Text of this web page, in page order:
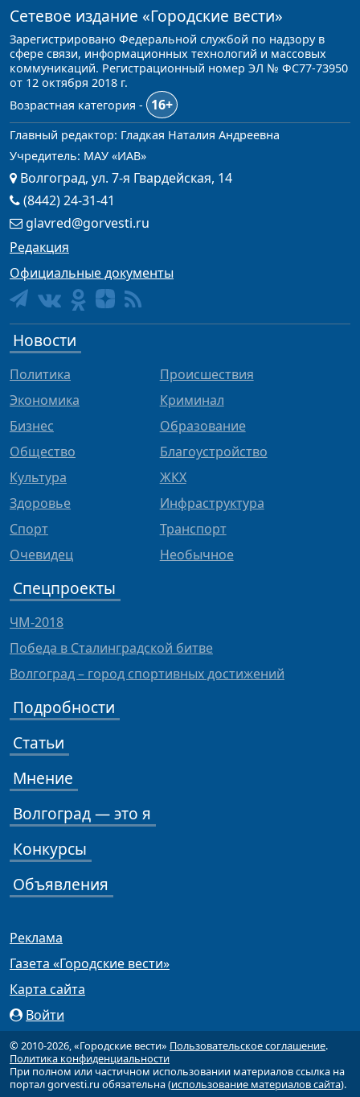
Сетевое издание «Городские вести»
Зарегистрировано Федеральной службой по надзору в
сфере связи, информационных технологий и массовых
коммуникаций. Регистрационный номер ЭЛ № ФС77-73950
от 12 октября 2018 г.
Возрастная категория -
16+
Главный редактор: Гладкая Наталия Андреевна
Учредитель: МАУ «ИАВ»
Волгоград, ул. 7-я Гвардейская, 14
(8442) 24-31-41
glavred@gorvesti.ru
Редакция
Официальные документы
Новости
Политика
Экономика
Бизнес
Общество
Культура
Здоровье
Спорт
Очевидец
Происшествия
Криминал
Образование
Благоустройство
ЖКХ
Инфраструктура
Транспорт
Необычное
Спецпроекты
ЧМ-2018
Победа в Сталинградской битве
Волгоград – город спортивных достижений
Подробности
Статьи
Мнение
Волгоград — это я
Конкурсы
Объявления
Реклама
Газета «Городские вести»
Карта сайта
Войти
© 2010-2026, «Городские вести» Пользовательское соглашение.
Политика конфиденциальности
При полном или частичном использовании материалов ссылка на
портал gorvesti.ru обязательна (использование материалов сайта).